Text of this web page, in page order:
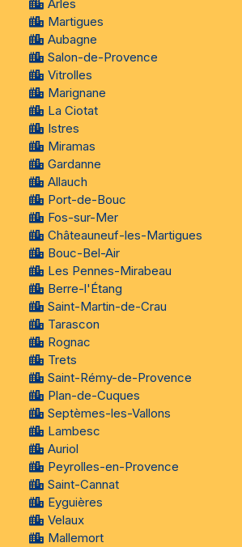
Arles
Martigues
Aubagne
Salon-de-Provence
Vitrolles
Marignane
La Ciotat
Istres
Miramas
Gardanne
Allauch
Port-de-Bouc
Fos-sur-Mer
Châteauneuf-les-Martigues
Bouc-Bel-Air
Les Pennes-Mirabeau
Berre-l'Étang
Saint-Martin-de-Crau
Tarascon
Rognac
Trets
Saint-Rémy-de-Provence
Plan-de-Cuques
Septèmes-les-Vallons
Lambesc
Auriol
Peyrolles-en-Provence
Saint-Cannat
Eyguières
Velaux
Mallemort